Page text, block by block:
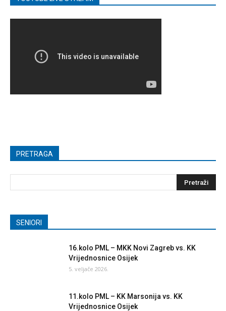
PRETRAGA
SENIORI
16.kolo PML – MKK Novi Zagreb vs. KK
Vrijednosnice Osijek
5. veljače 2026.
11.kolo PML – KK Marsonija vs. KK
Vrijednosnice Osijek